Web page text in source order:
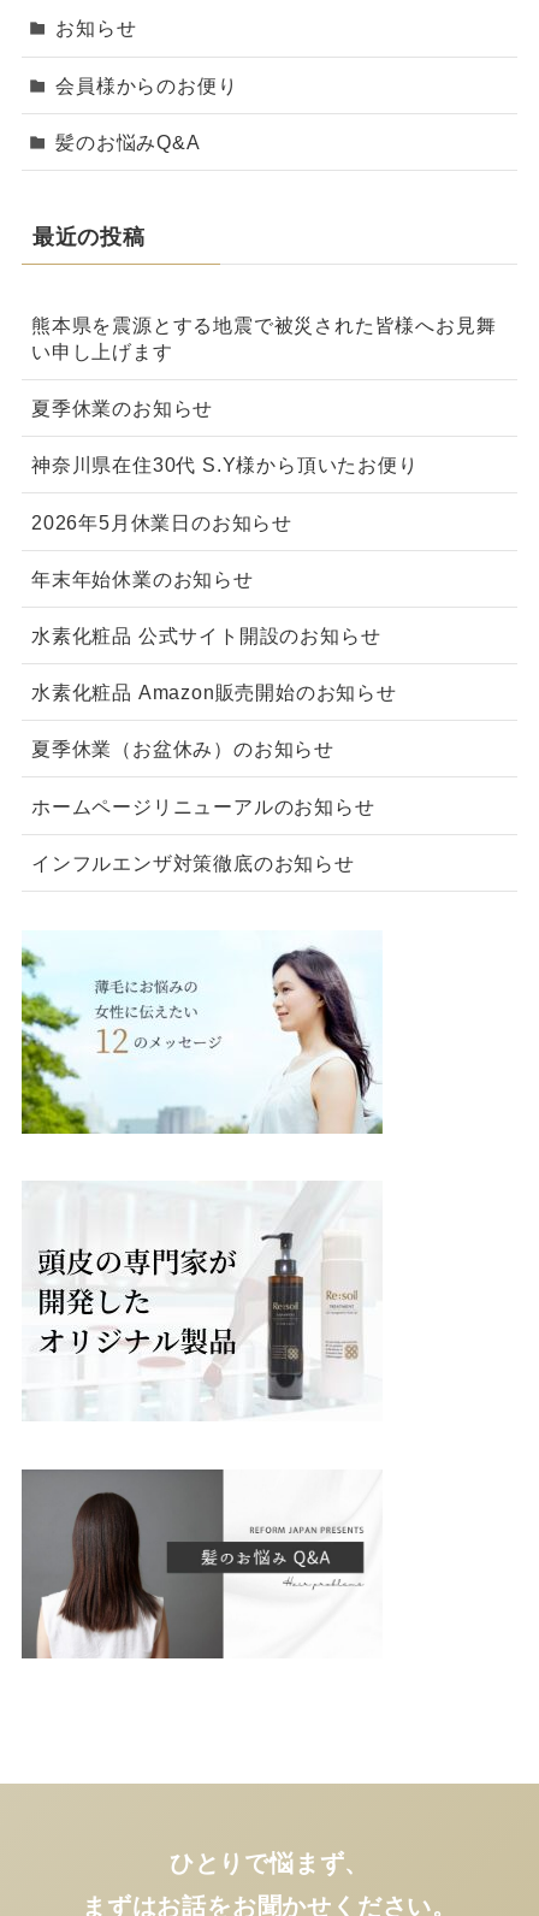
お知らせ
会員様からのお便り
髪のお悩みQ&A
最近の投稿
熊本県を震源とする地震で被災された皆様へお見舞
い申し上げます
夏季休業のお知らせ
神奈川県在住30代 S.Y様から頂いたお便り
2026年5月休業日のお知らせ
年末年始休業のお知らせ
水素化粧品 公式サイト開設のお知らせ
水素化粧品 Amazon販売開始のお知らせ
夏季休業（お盆休み）のお知らせ
ホームページリニューアルのお知らせ
インフルエンザ対策徹底のお知らせ
ひとりで悩まず、
まずはお話をお聞かせください。